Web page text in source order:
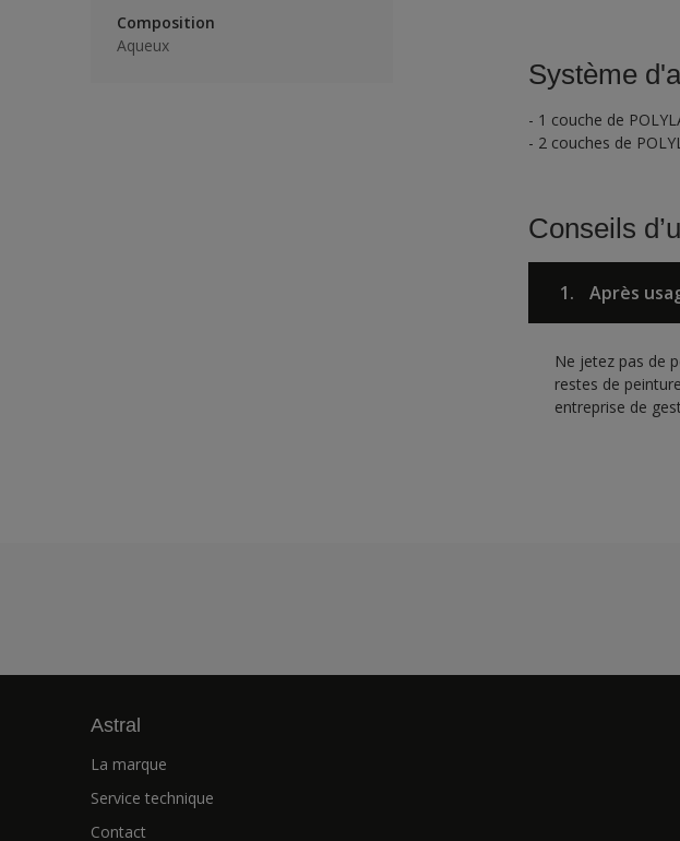
Composition
Aqueux
Système
- 1 couche de
- 2 couches de
Conseils
1. Après
Ne jetez pas de
restes de
entreprise de
Astral
La marque
Service technique
Contact